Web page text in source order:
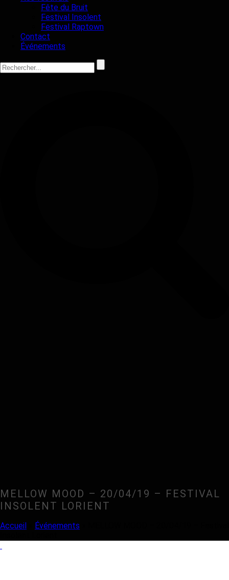
Fête du Bruit
Festival Insolent
Festival Raptown
Contact
Événements
MELLOW MOOD – 20/04/19 – FESTIVAL
INSOLENT LORIENT
Accueil Événements